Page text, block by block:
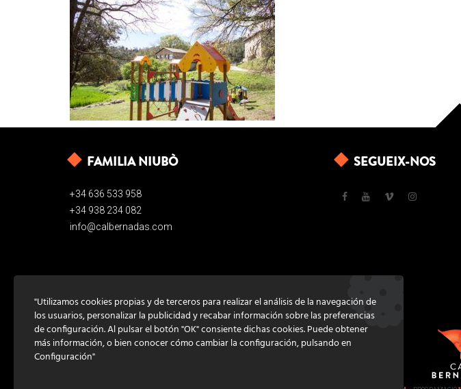
FAMILIA NIUBÒ
+34 636 533 958
+34 938 234 082
info@calbernadas.com
SEGUEIX-NOS
"Utilizamos cookies propias y de terceros para realizar el análisis de la navegación de
los usuarios, personalizar la publicidad y recabar información sobre las preferencias
de configuración. Al pulsar el botón "OK" consiente dichas cookies. Puede obtener
más información, o bien conocer cómo cambiar la configuración, pulsando en
Configuración"